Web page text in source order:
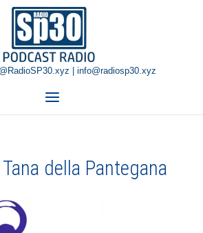
Home
| info@radiosp30.xyz
Menu
della Pantegana